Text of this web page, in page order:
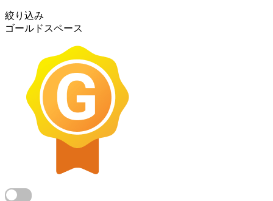
絞り込み
ゴールドスペース